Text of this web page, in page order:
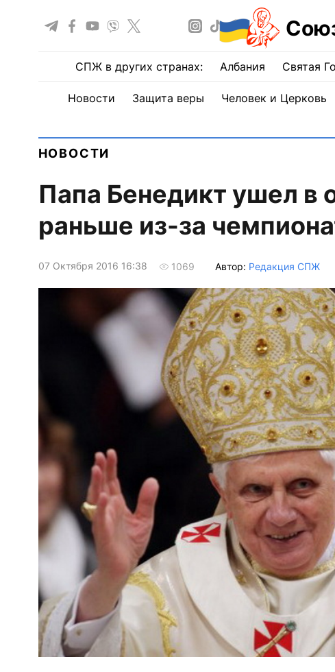
СПЖ в других странах: Албания Святая
Новости Защита веры Человек и Церковь
НОВОСТИ
Папа Бенедикт ушел в
раньше из-за
07 Октября 2016 16:38 1069 Автор: Редакция СПЖ